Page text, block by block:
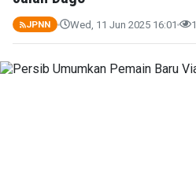
JPNN Wed, 11 Jun 2025 16:01